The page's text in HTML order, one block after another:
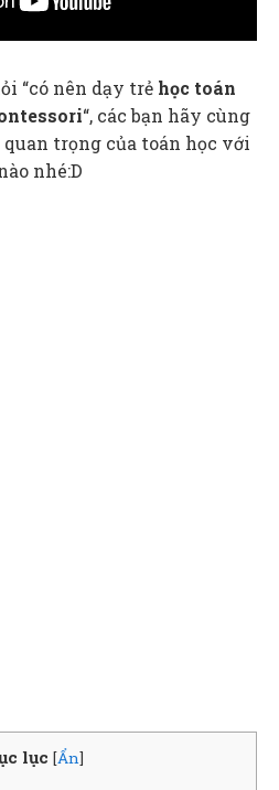
“có nên dạy trẻ học toán
“, các bạn hãy cùng
trọng của toán học với
nhé:D
lục [Ẩn]